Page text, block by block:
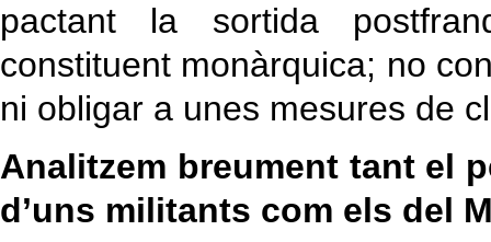
pactant la sortida
constituent monàrquica; no
ni obligar a unes mesures de
Analitzem breument tant el
d’uns militants com els del